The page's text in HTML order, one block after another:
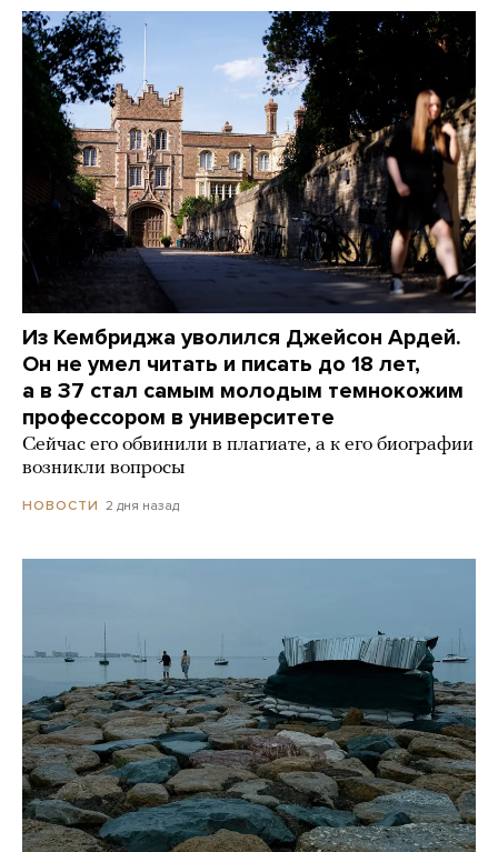
Из Кембриджа уволился Джейсон Ардей.
Он не умел читать и писать до 18 лет,
а в 37 стал самым молодым темнокожим
профессором в университете
Сейчас его обвинили в плагиате, а к его биографии
возникли вопросы
НОВОСТИ 2 дня назад